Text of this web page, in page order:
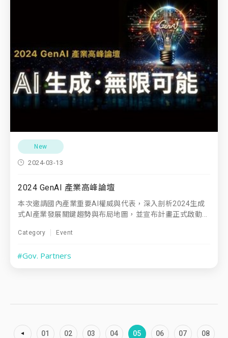
New
2024-03-13
2024 GenAI 產業高峰論壇
本次邀請國內產業重要AI權威與代表，深入剖析2024生成
式AI產業發展關鍵趨勢與布局地圖，並宣布計畫正式啟動...
Category Event
#Gov. Partners
01 02 03 04 05 06 07 08